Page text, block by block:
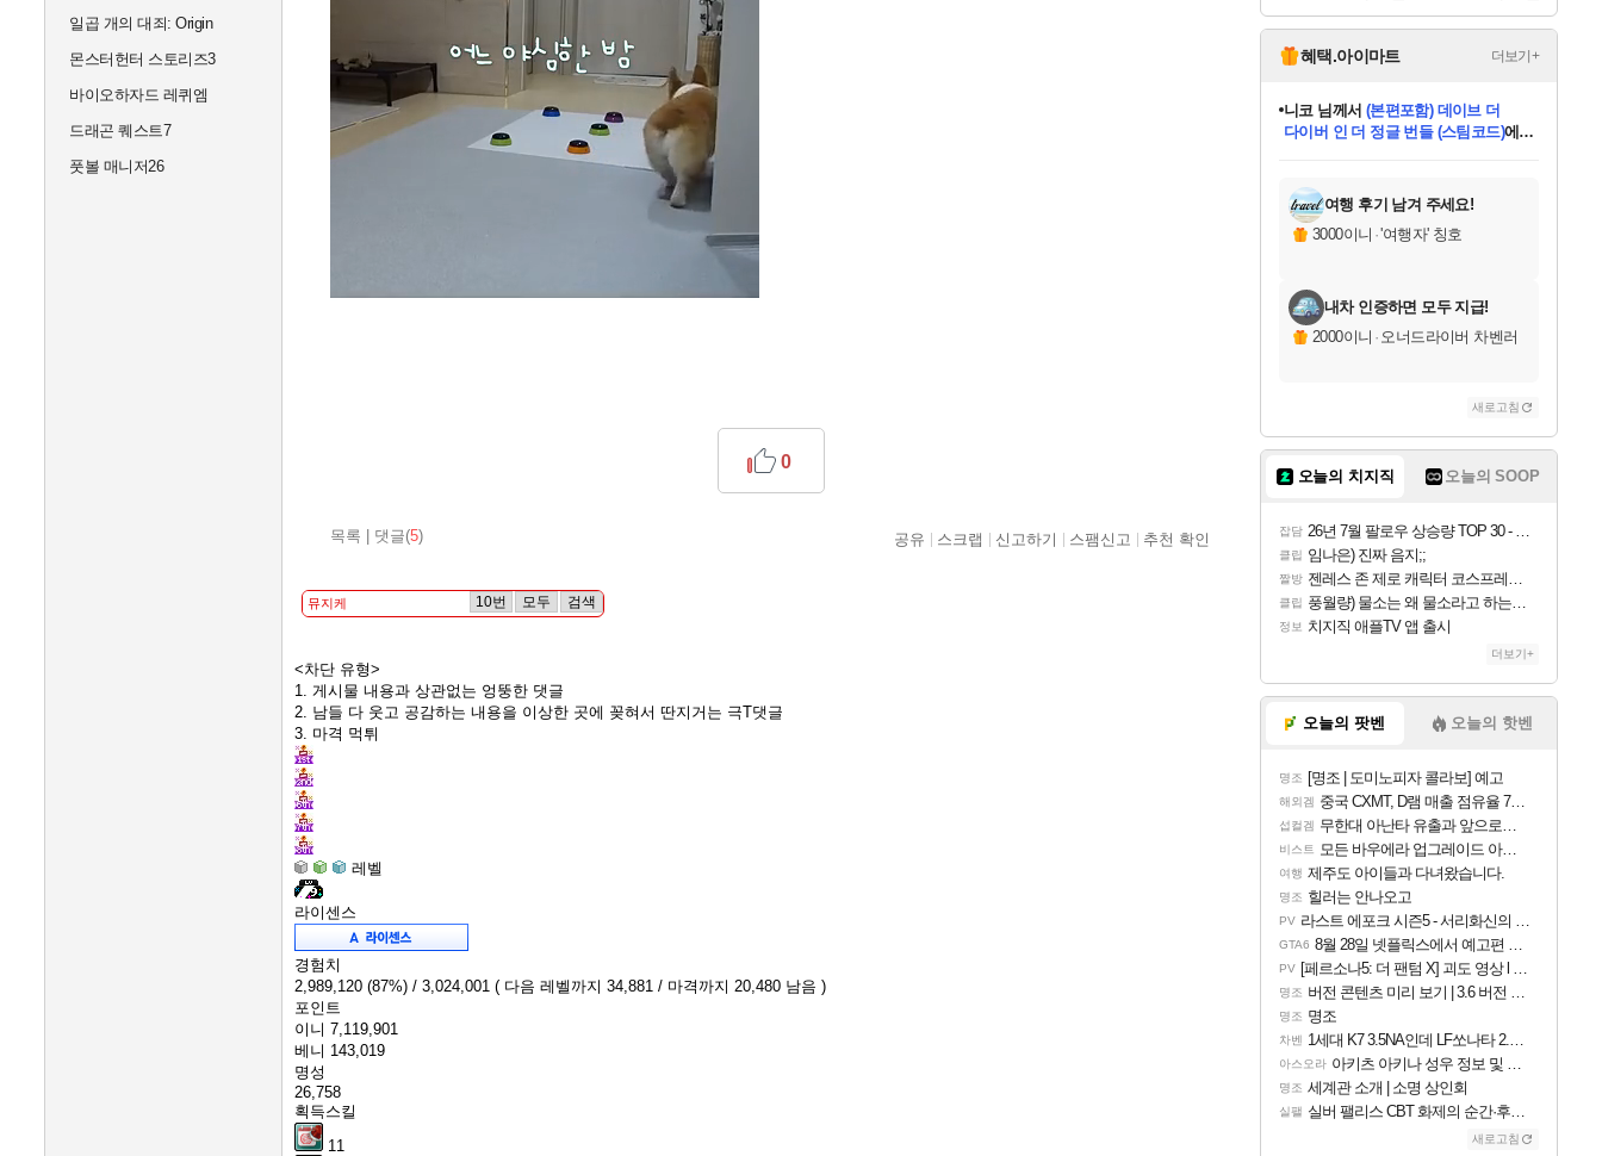
일곱 개의 대죄: Origin
몬스터헌터 스토리즈3
바이오하자드 레퀴엠
드래곤 퀘스트7
풋볼 매니저26
목록 댓글(5)
0
공유 스크랩 신고하기 스팸신고 추천 확인
10번 모두 검색
<차단 유형>
1. 게시물 내용과 상관없는 엉뚱한 댓글
2. 남들 다 웃고 공감하는 내용을 이상한 곳에 꽂혀서 딴지거는 극T댓글
3. 마격 먹튀
레벨
라이센스
경험치
2,989,120 (87%) / 3,024,001 ( 다음 레벨까지 34,881 / 마격까지 20,480 남음 )
포인트
이니 7,119,901
베니 143,019
명성
26,758
획득스킬
11
TCH FINAL EDITIO
N
혜택.아이마트 더보기+
교환.
당첨되셨습니다.
니코님께서 (본편포함) 데이브 더
다이버 인 더 정글 번들 (스팀코드)에
당첨되셨습니다.
당첨되셨습니다.
당첨되셨습니다.
당첨되셨습니다.
당첨되셨습니다.
에디션 (스팀코드) 를 교환.
당첨되셨습니다.
여행 후기 남겨 주세요!
3000이니 ·'여행자' 칭호
내차 인증하면 모두 지급!
2000이니 · 오너드라이버 차벤러
새로고침
오늘의 치지직 오늘의 SOOP
잡담 26년 7월 팔로우 상승량 TOP 30 - 월간 치지직
클립 임나은) 진짜 음지;;
짤방 젠레스 존 제로 캐릭터 코스프레한 꽁주
클립 풍월량) 물소는 왜 물소라고 하는거야? 아! 그만 ㅋㅋ 알았어 ㅋㅋ
정보 치지직 애플TV 앱 출시
더보기+
오늘의 팟벤 오늘의 핫벤
명조 [명조 | 도미노피자 콜라보] 예고
해외겜 중국 CXMT, D램 매출 점유율 7%…글로벌 4위로 부상
섭컬겜 무한대 아난타 유출과 앞으로의 예상 (루머)
비스트 모든 바우에라 업그레이드 아이템 획득 위치 공략 (89개)
여행 제주도 아이들과 다녀왔습니다.
명조 힐러는 안나오고
PV 라스트 에포크 시즌5 - 서리화신의 분노 티저
GTA6 8월 28일 넷플릭스에서 예고편 공개 예정
PV [페르소나5: 더 팬텀 X] 괴도 영상 l 타카마키 안·댄싱 스타
명조 버전 콘텐츠 미리 보기 | 3.6 버전 「신기루 속 등불 그림자, 속세에 깃든 검의 결심」이 8월 20일에 업데이트됩니다!
명조 명조
차벤 1세대 K7 3.5NA인데 LF쏘나타 2.0NA 기변하면 유류비 절약이 얼마나 될까요..?
아스오라 아키츠 아키나 성우 정보 및 주요 필모
명조 세계관 소개 | 소명 상인회
실팰 실버 팰리스 CBT 화제의 순간·후기 모음
새로고침